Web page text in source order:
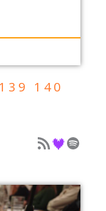
139 140
Podcast als Feed Podcast auf Deezer Podcast auf Spotify